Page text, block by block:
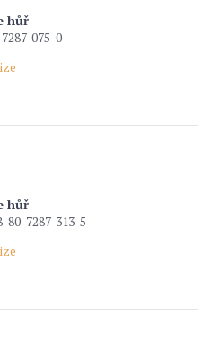
hůř
075-0
hůř
80-7287-313-5